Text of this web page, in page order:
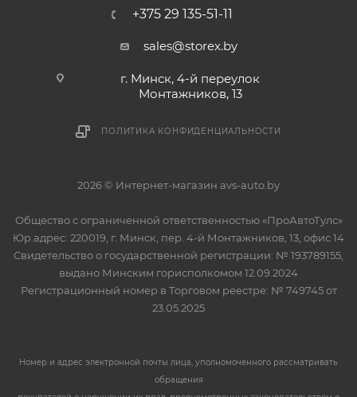
+375 29 135-51-11
sales@storex.by
г. Минск, 4-й переулок
Монтажников, 13
ПОЛИТИКА КОНФИДЕНЦИАЛЬНОСТИ
2026 © Интернет-магазин avs-auto.by
Общество с ограниченной ответственностью «ПроАвтоТулс»
Юр.адрес: 220019, г. Минск, пер. 4-й Монтажников, 13, офис 14
Свидетельство о государственной регистрации: № 193789155,
выдано Минским горисполкомом 12.09.2024
Регистрационный номер в Торговом реестре: № 749745 от
23.05.2025
Номер и адрес электронной почты лица, уполномоченного рассматривать
обращения